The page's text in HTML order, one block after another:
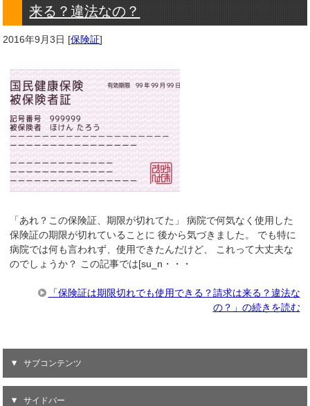
来る？違法なの？
2016年9月3日 [保険証]
「あれ？この保険証、期限が切れてた」 病院で何気なく使用した
保険証の期限が切れていることに 後から気づきました。 でも特に
病院では何も言われず、使用できたんだけど、 これって大丈夫な
のでしょうか？ この記事では[su_n・・・
「保険証は期限切れでも使用できる？請求は来る？違法な
の？」の続きを読む
サブコンテンツ
サイドバー